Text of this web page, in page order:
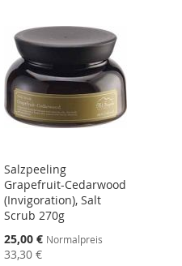
Salzpeeling
Grapefruit-Cedarwood
(Invigoration), Salt
Scrub 270g
Sonderangebot
25,00 € Normalpreis
33,30 €